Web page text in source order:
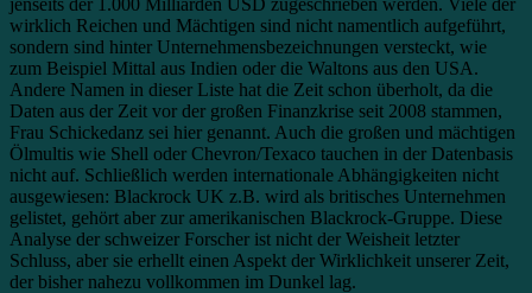
wirklich Reichen und Mächtigen sind nicht namentlich aufgeführt,
sondern sind hinter Unternehmensbezeichnungen versteckt, wie
zum Beispiel Mittal aus Indien oder die Waltons aus den USA.
Andere Namen in dieser Liste hat die Zeit schon überholt, da die
Daten aus der Zeit vor der großen Finanzkrise seit 2008 stammen,
Frau Schickedanz sei hier genannt. Auch die großen und mächtigen
Ölmultis wie Shell oder Chevron/Texaco tauchen in der Datenbasis
nicht auf. Schließlich werden internationale Abhängigkeiten nicht
ausgewiesen: Blackrock UK z.B. wird als britisches Unternehmen
gelistet, gehört aber zur amerikanischen Blackrock-Gruppe. Diese
Analyse der schweizer Forscher ist nicht der Weisheit letzter
Schluss, aber sie erhellt einen Aspekt der Wirklichkeit unserer Zeit,
der bisher nahezu vollkommen im Dunkel lag.